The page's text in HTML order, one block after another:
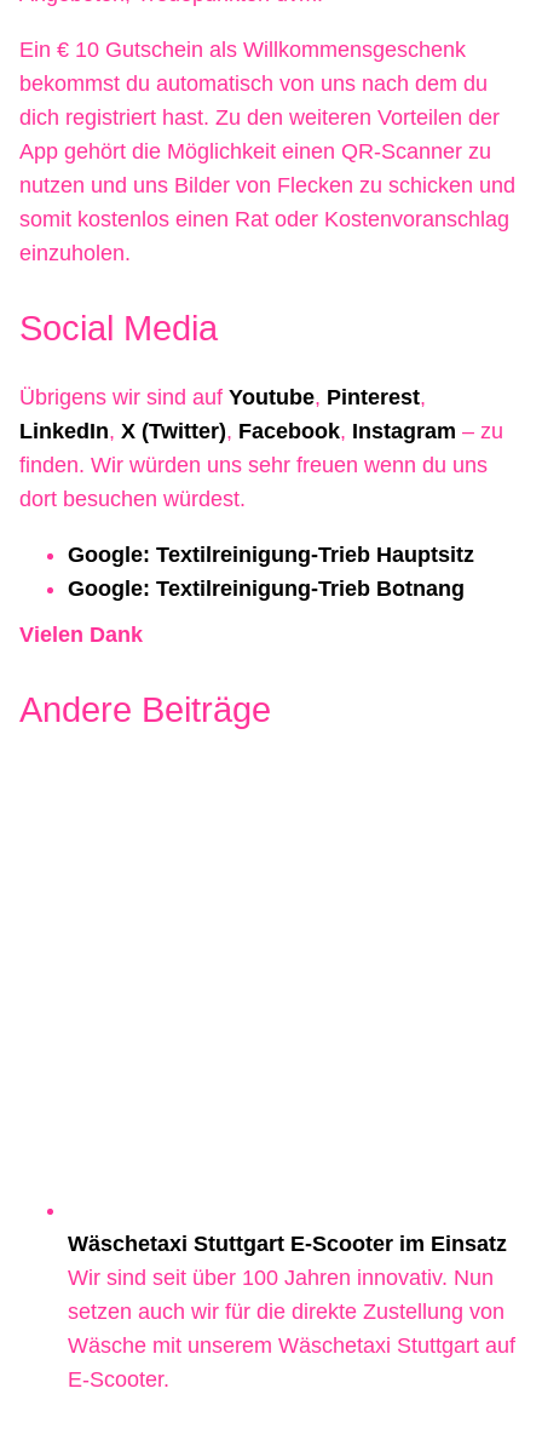
Ein € 10 Gutschein als Willkommensgeschenk
bekommst du automatisch von uns nach dem du
dich registriert hast. Zu den weiteren Vorteilen der
App gehört die Möglichkeit einen QR-Scanner zu
nutzen und uns Bilder von Flecken zu schicken und
somit kostenlos einen Rat oder Kostenvoranschlag
einzuholen.
Social Media
Übrigens wir sind auf Youtube, Pinterest,
LinkedIn, X (Twitter), Facebook, Instagram – zu
finden. Wir würden uns sehr freuen wenn du uns
dort besuchen würdest.
Google: Textilreinigung-Trieb Hauptsitz
Google: Textilreinigung-Trieb Botnang
Vielen Dank
Andere Beiträge
Wäschetaxi Stuttgart E-Scooter im Einsatz
Wir sind seit über 100 Jahren innovativ. Nun
setzen auch wir für die direkte Zustellung von
Wäsche mit unserem Wäschetaxi Stuttgart auf
E-Scooter.